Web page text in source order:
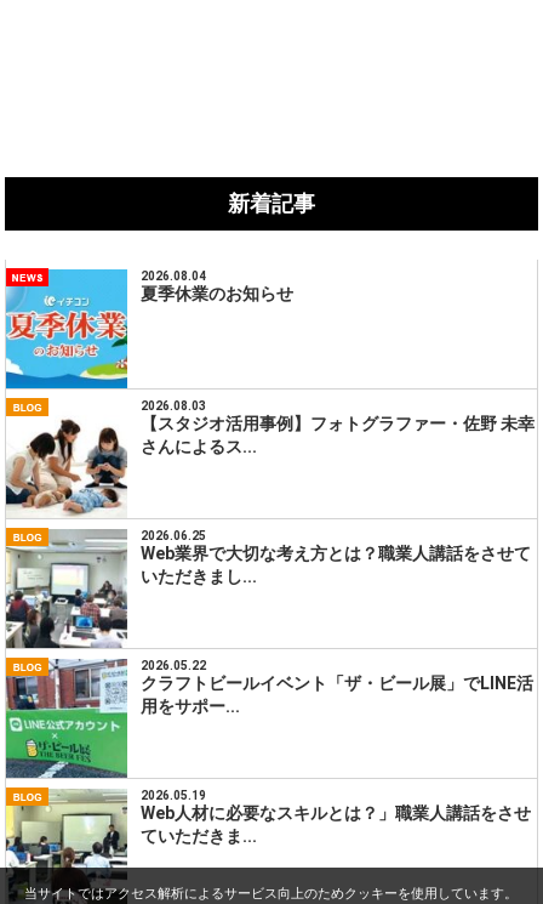
新着記事
2026.08.04
夏季休業のお知らせ
2026.08.03
【スタジオ活用事例】フォトグラファー・佐野 未幸
さんによるス...
2026.06.25
Web業界で大切な考え方とは？職業人講話をさせて
いただきまし...
2026.05.22
クラフトビールイベント「ザ・ビール展」でLINE活
用をサポー...
2026.05.19
Web人材に必要なスキルとは？」職業人講話をさせ
ていただきま...
当サイトではアクセス解析によるサービス向上のためクッキーを使用しています。